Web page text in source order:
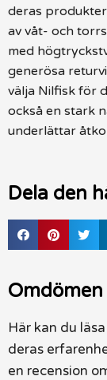
deras
av våt- och
med
generösa
välja Nilfisk för
också en stark
underlättar
Dela den
Här kan du
deras
en recension